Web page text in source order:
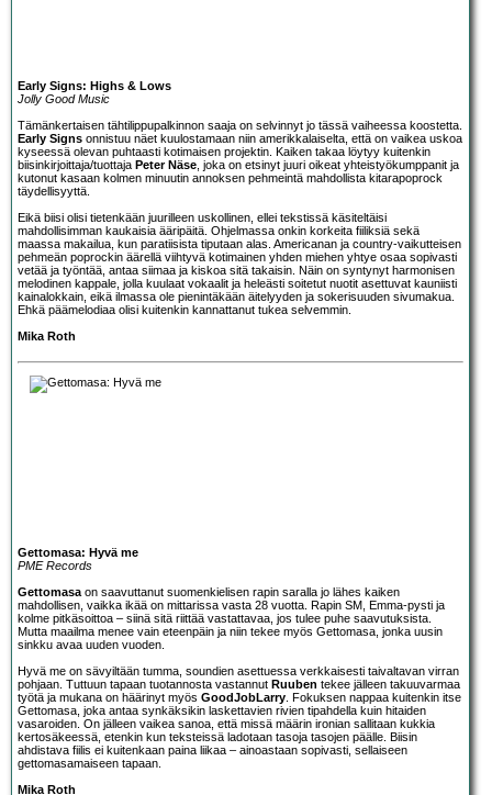
Early Signs: Highs & Lows
Jolly Good Music
Tämänkertaisen tähtilippupalkinnon saaja on selvinnyt jo tässä vaiheessa koostetta.
Early Signs onnistuu näet kuulostamaan niin amerikkalaiselta, että on vaikea uskoa
kyseessä olevan puhtaasti kotimaisen projektin. Kaiken takaa löytyy kuitenkin
biisinkirjoittaja/tuottaja Peter Näse , joka on etsinyt juuri oikeat yhteistyökumppanit ja
kutonut kasaan kolmen minuutin annoksen pehmeintä mahdollista kitarapoprock
täydellisyyttä.
Eikä biisi olisi tietenkään juurilleen uskollinen, ellei tekstissä käsiteltäisi
mahdollisimman kaukaisia ääripäitä. Ohjelmassa onkin korkeita fiiliksiä sekä
maassa makailua, kun paratiisista tiputaan alas. Americanan ja country-vaikutteisen
pehmeän poprockin äärellä viihtyvä kotimainen yhden miehen yhtye osaa sopivasti
vetää ja työntää, antaa siimaa ja kiskoa sitä takaisin. Näin on syntynyt harmonisen
melodinen kappale, jolla kuulaat vokaalit ja heleästi soitetut nuotit asettuvat kauniisti
kainalokkain, eikä ilmassa ole pienintäkään äitelyyden ja sokerisuuden sivumakua.
Ehkä päämelodiaa olisi kuitenkin kannattanut tukea selvemmin.
Mika Roth
Gettomasa: Hyvä me
PME Records
Gettomasa on saavuttanut suomenkielisen rapin saralla jo lähes kaiken
mahdollisen, vaikka ikää on mittarissa vasta 28 vuotta. Rapin SM, Emma-pysti ja
kolme pitkäsoittoa – siinä sitä riittää vastattavaa, jos tulee puhe saavutuksista.
Mutta maailma menee vain eteenpäin ja niin tekee myös Gettomasa, jonka uusin
sinkku avaa uuden vuoden.
Hyvä me on sävyiltään tumma, soundien asettuessa verkkaisesti taivaltavan virran
pohjaan. Tuttuun tapaan tuotannosta vastannut Ruuben tekee jälleen takuuvarmaa
työtä ja mukana on häärinyt myös GoodJobLarry . Fokuksen nappaa kuitenkin itse
Gettomasa, joka antaa synkäksikin laskettavien rivien tipahdella kuin hitaiden
vasaroiden. On jälleen vaikea sanoa, että missä määrin ironian sallitaan kukkia
kertosäkeessä, etenkin kun teksteissä ladotaan tasoja tasojen päälle. Biisin
ahdistava fiilis ei kuitenkaan paina liikaa – ainoastaan sopivasti, sellaiseen
gettomasamaiseen tapaan.
Mika Roth